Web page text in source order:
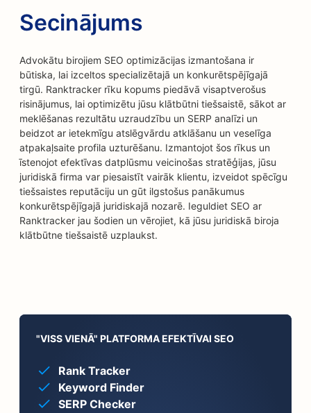
Secinājums
Advokātu birojiem SEO optimizācijas izmantošana ir
būtiska, lai izceltos specializētajā un konkurētspējīgajā
tirgū. Ranktracker rīku kopums piedāvā visaptverošus
risinājumus, lai optimizētu jūsu klātbūtni tiešsaistē, sākot ar
meklēšanas rezultātu uzraudzību un SERP analīzi un
beidzot ar ietekmīgu atslēgvārdu atklāšanu un veselīga
atpakaļsaite profila uzturēšanu. Izmantojot šos rīkus un
īstenojot efektīvas datplūsmu veicinošas stratēģijas, jūsu
juridiskā firma var piesaistīt vairāk klientu, izveidot spēcīgu
tiešsaistes reputāciju un gūt ilgstošus panākumus
konkurētspējīgajā juridiskajā nozarē. Ieguldiet SEO ar
Ranktracker jau šodien un vērojiet, kā jūsu juridiskā biroja
klātbūtne tiešsaistē uzplaukst.
"VISS VIENĀ" PLATFORMA EFEKTĪVAI SEO
Rank Tracker
Keyword Finder
SERP Checker